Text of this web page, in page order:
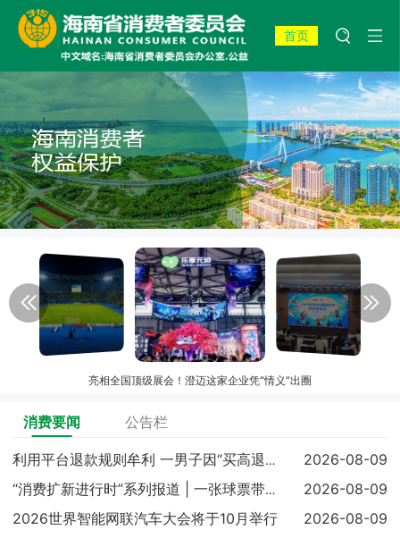
首页
亮相全国顶级展会！澄迈这家企业凭“情义”出圈
消费要闻 公告栏
利用平台退款规则牟利 一男子因“买高退低”获刑 2026-08-09
“消费扩新进行时”系列报道 | 一张球票带火一地消费
2026-08-09
2026世界智能网联汽车大会将于10月举行
2026-08-09